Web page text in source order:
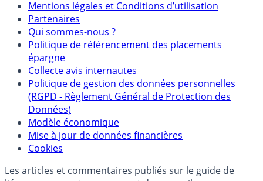
Mentions légales et Conditions d’utilisation
Partenaires
Qui sommes-nous ?
Politique de référencement des placements
épargne
Collecte avis internautes
Politique de gestion des données personnelles
(RGPD - Règlement Général de Protection des
Données)
Modèle économique
Mise à jour de données financières
Cookies